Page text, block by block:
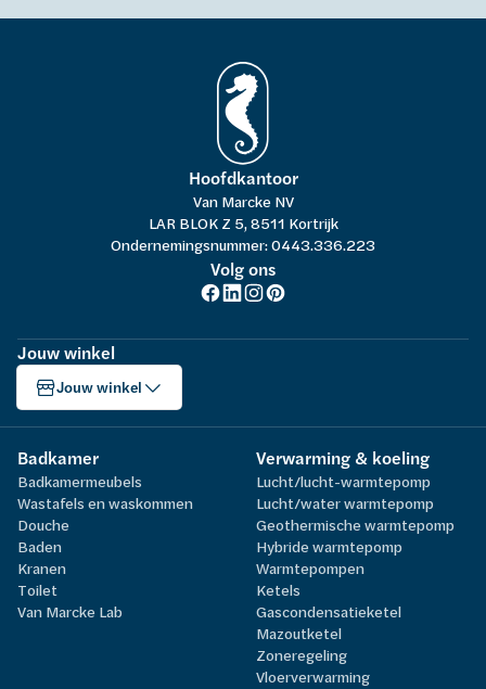
Hoofdkantoor
Van Marcke NV
LAR BLOK Z 5, 8511 Kortrijk
Ondernemingsnummer: 0443.336.223
Volg ons
Jouw winkel
Jouw winkel
Badkamer
Badkamermeubels
Wastafels en waskommen
Douche
Baden
Kranen
Toilet
Van Marcke Lab
Verwarming & koeling
Lucht/lucht-warmtepomp
Lucht/water warmtepomp
Geothermische warmtepomp
Hybride warmtepomp
Warmtepompen
Ketels
Gascondensatieketel
Mazoutketel
Zoneregeling
Vloerverwarming